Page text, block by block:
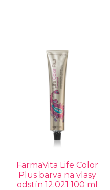
FarmaVita Life Color
Plus barva na vlasy
odstín 12.021 100 ml